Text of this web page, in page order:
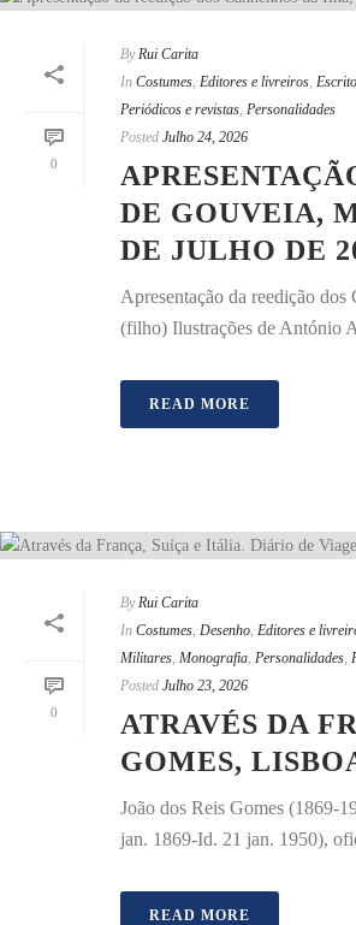
0
By Rui Carita
In Costumes Editores e livreiros
Periódicos e revistas Personalidades
Posted Julho 24, 2026
DE GOUVEIA,
DE JULHO DE
Apresentação da reedição
(filho) Ilustrações de António
READ MORE
0
By Rui Carita
In Costumes, Desenho, Editores e
Militares, Monografia, Personalidades,
Posted Julho 23, 2026
ATRAVÉS DA
GOMES,
João dos Reis Gomes (1869-
jan. 1869-Id. 21 jan. 1950),
READ MORE